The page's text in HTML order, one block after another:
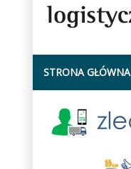
STRONA GŁÓWNA